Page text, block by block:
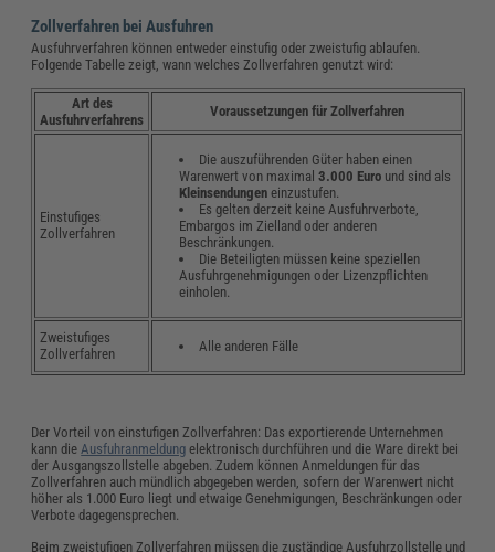
Zollverfahren bei Ausfuhren
Ausfuhrverfahren können entweder einstufig oder zweistufig ablaufen.
Folgende Tabelle zeigt, wann welches Zollverfahren genutzt wird:
Art des
Ausfuhrverfahrens
Voraussetzungen für Zollverfahren
Einstufiges
Zollverfahren
Die auszuführenden Güter haben einen
Warenwert von maximal3.000 Euro und sind als
Kleinsendungen einzustufen.
Es gelten derzeit keine Ausfuhrverbote,
Embargos im Zielland oder anderen
Beschränkungen.
Die Beteiligten müssen keine speziellen
Ausfuhrgenehmigungen oder Lizenzpflichten
einholen.
Zweistufiges
Zollverfahren
Alle anderen Fälle
Der Vorteil von einstufigen Zollverfahren: Das exportierende Unternehmen
kann dieAusfuhranmeldung elektronisch durchführen und die Ware direkt bei
der Ausgangszollstelle abgeben. Zudem können Anmeldungen für das
Zollverfahren auch mündlich abgegeben werden, sofern der Warenwert nicht
höher als 1.000 Euro liegt und etwaige Genehmigungen, Beschränkungen oder
Verbote dagegensprechen.
Beim zweistufigen Zollverfahren müssen die zuständige Ausfuhrzollstelle und